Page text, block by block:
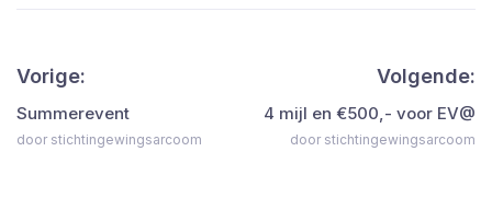
Vorige:
Summerevent
door stichtingewingsarcoom
Volgende:
4 mijl en €500,- voor EV@
door stichtingewingsarcoom